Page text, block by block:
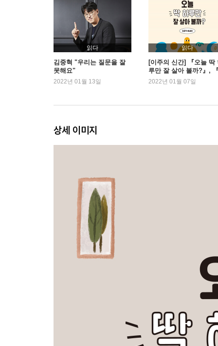
이야기 바깥의 이야기를 상상해 보자
필요한 물건 하나를 빼고 하루를 살아 보자
눈을 감고 지구본에서 나라 하나를 찍은 다음, 여
가만히 누워 10분 동안 있어 보자
내가 살고 싶은 집의 평면도를 그려 보자
자신이 최근에 느꼈던 가장 강렬한 분노를 적어
처음 타 본 버스의 종점까지 가 보자
음식을 먹고 난 다음, 도형과 색으로 맛을 표현해
성대모사를 해 보자. 좋아하는 배우의 말투를 분석
편지를 써 보자
내 몸의 감각 기관 중에서 가장 예민한 부분을 찾
하루 종일 내가 들었던 음악의 리스트를 만들어서
무생물에게 이름을 지어 주자
무인도에 가져갈 책 한 권을 골라 보자
지하철을 타고 맞은편에 앉은 사람의 신발을 관찰
잠들기 전에 하나의 순간을 떠올린 다음 그 뒷이
오늘 처음으로 만난 사물이나 생물이나 사람에 대
핸드폰에서 애플리케이션 하나를 다운로드 받아
집 안에 핸드폰 금지 구역을 만들어 보자
크기를 다르게 상상해 보자
만화를 보면서 다음 페이지에 있는 내용을 미리 상
읽다
김중혁 "우리는 질문을 잘
못해요"
2022년 01월 13일
읽다
[이주의 신간] 『오늘 딱
루만 잘 살아 볼까?』,
식가의 어원사전』 외
2022년 01월 07일
상세 이미지